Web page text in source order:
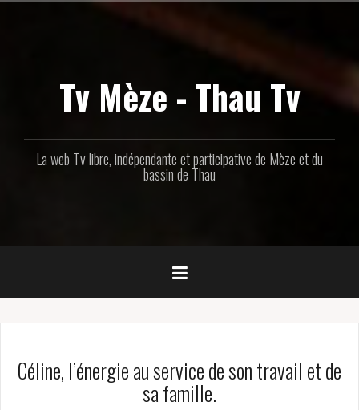
Tv Mèze - Thau Tv
La web Tv libre, indépendante et participative de Mèze et du
bassin de Thau
Céline, l’énergie au service de son travail et de
sa famille.